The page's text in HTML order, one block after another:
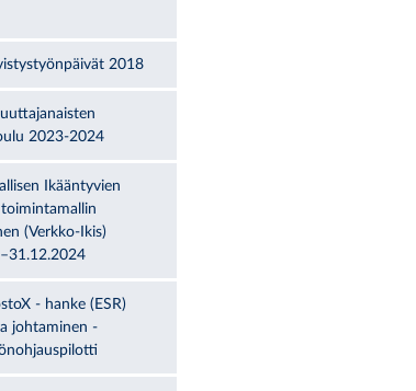
2018
2023-2024
Ikääntyvien
(Verkko-Ikis)
- hanke (ESR)
johtaminen -